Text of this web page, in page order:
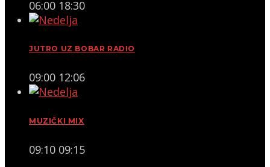
06:00 18:30
JUTRO UZ BOBAR RADIO
09:00 12:06
MUZIČKI MIX
09:10 09:15